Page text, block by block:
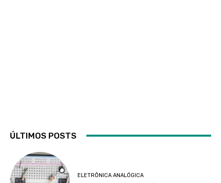
ÚLTIMOS POSTS
ELETRÔNICA ANALÓGICA